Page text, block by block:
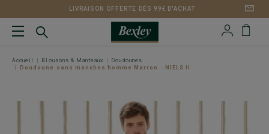
LIVRAISON OFFERTE DÈS 99€ D'ACHAT
Accueil Blousons & Manteaux
Doudounes
Doudoune sans manches homme Marron - NIELS II